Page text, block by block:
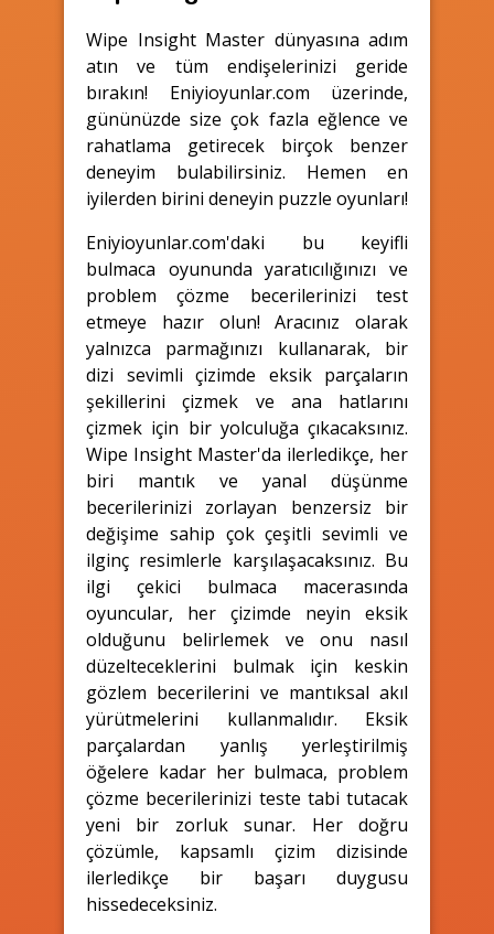
Wipe Insight Master dünyasına adım
atın ve tüm endişelerinizi geride
bırakın! Eniyioyunlar.com üzerinde,
gününüzde size çok fazla eğlence ve
rahatlama getirecek birçok benzer
deneyim bulabilirsiniz. Hemen en
iyilerden birini deneyin puzzle oyunları!
Eniyioyunlar.com'daki bu keyifli
bulmaca oyununda yaratıcılığınızı ve
problem çözme becerilerinizi test
etmeye hazır olun! Aracınız olarak
yalnızca parmağınızı kullanarak, bir
dizi sevimli çizimde eksik parçaların
şekillerini çizmek ve ana hatlarını
çizmek için bir yolculuğa çıkacaksınız.
Wipe Insight Master'da ilerledikçe, her
biri mantık ve yanal düşünme
becerilerinizi zorlayan benzersiz bir
değişime sahip çok çeşitli sevimli ve
ilginç resimlerle karşılaşacaksınız. Bu
ilgi çekici bulmaca macerasında
oyuncular, her çizimde neyin eksik
olduğunu belirlemek ve onu nasıl
düzelteceklerini bulmak için keskin
gözlem becerilerini ve mantıksal akıl
yürütmelerini kullanmalıdır. Eksik
parçalardan yanlış yerleştirilmiş
öğelere kadar her bulmaca, problem
çözme becerilerinizi teste tabi tutacak
yeni bir zorluk sunar. Her doğru
çözümle, kapsamlı çizim dizisinde
ilerledikçe bir başarı duygusu
hissedeceksiniz.